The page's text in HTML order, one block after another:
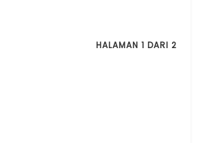
HALAMAN 1 DARI 2